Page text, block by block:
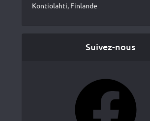
Kontiolahti, Finlande
Suivez-nous